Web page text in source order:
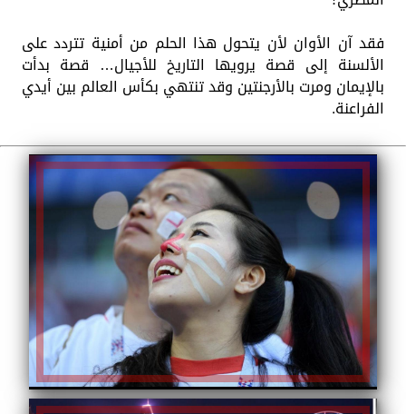
فقد آن الأوان لأن يتحول هذا الحلم من أمنية تتردد على
الألسنة إلى قصة يرويها التاريخ للأجيال… قصة بدأت
بالإيمان ومرت بالأرجنتين وقد تنتهي بكأس العالم بين أيدي
الفراعنة.